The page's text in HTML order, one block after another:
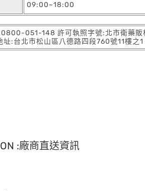
09:00~18:00
051-148 許可執照字號:北市衛藥販
址:台北市松山區八德路四段760號11樓
:廠商直送資訊